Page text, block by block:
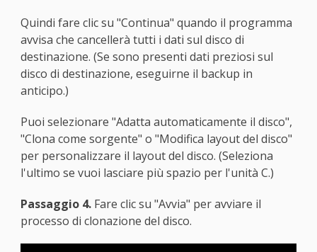
Quindi fare clic su "Continua" quando il programma
avvisa che cancellerà tutti i dati sul disco di
destinazione. (Se sono presenti dati preziosi sul
disco di destinazione, eseguirne il backup in
anticipo.)
Puoi selezionare "Adatta automaticamente il disco",
"Clona come sorgente" o "Modifica layout del disco"
per personalizzare il layout del disco. (Seleziona
l'ultimo se vuoi lasciare più spazio per l'unità C.)
Passaggio 4.Fare clic su "Avvia" per avviare il
processo di clonazione del disco.